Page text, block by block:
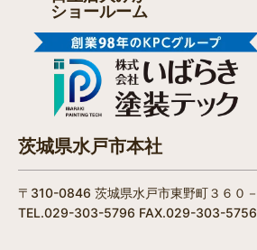
ショールーム
茨城県水戸市本社
〒310-0846 茨城県水戸市東野町３６０－
TEL.029-303-5796 FAX.029-303-5756